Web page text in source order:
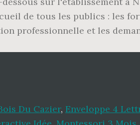
Du Cazier, Enveloppe 4